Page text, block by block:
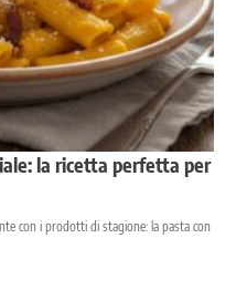
la ricetta perfetta per
con i prodotti di stagione: la pasta con